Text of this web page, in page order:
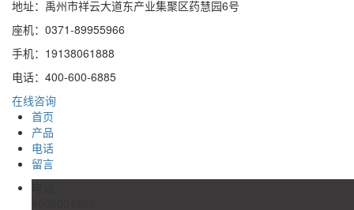
地址：禹州市祥云大道东产业集聚区药慧园6号
座机：0371-89955966
手机：19138061888
电话：400-600-6885
在线咨询
首页
产品
电话
留言